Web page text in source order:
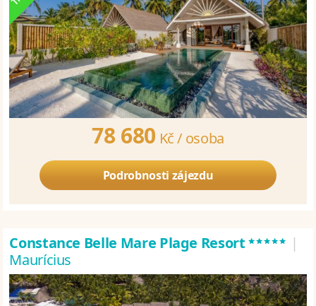
78 680 Kč / osoba
Podrobnosti zájezdu
Constance Belle Mare Plage Resort***** |
Maurícius